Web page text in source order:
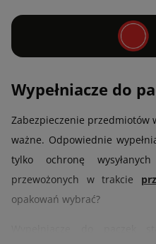
Wypełniacze do
Zabezpieczenie
ważne. Odpowiednie
tylko ochronę
przewożonych w trakcie
opakowań wybrać?